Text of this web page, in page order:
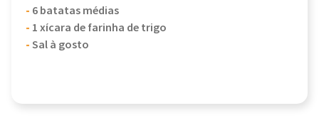
- 6 batatas médias
- 1 xícara de farinha de trigo
-Sal à gosto